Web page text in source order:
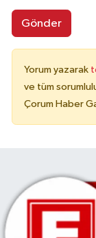
Gönder
Yorum yazarak
ve tüm
Çorum Haber